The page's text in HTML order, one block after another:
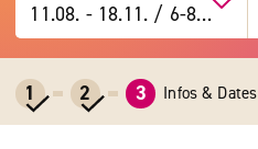
11.08. -18.11. / 6-8 jours
1 2 3 Infos & Dates